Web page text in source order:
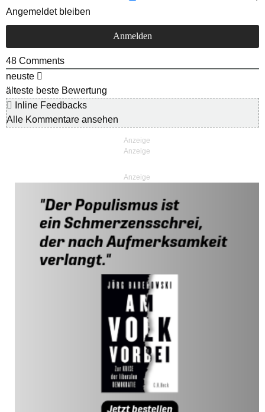
Angemeldet bleiben
48 Comments
neuste
älteste beste Bewertung
Inline Feedbacks
Alle Kommentare ansehen
Anzeige